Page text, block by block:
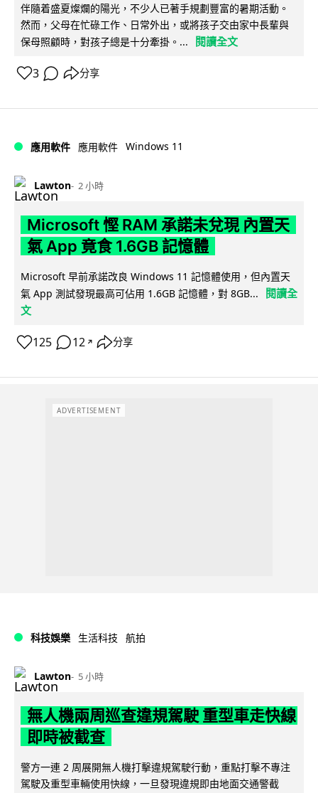
伴隨着盛夏燦爛的陽光，不少人已著手規劃豐富的暑期活動。
然而，父母在忙碌工作、日常外出，或將孩子交由家中長輩與
保母照顧時，對孩子總是十分牽掛。...
閱讀全文
3 分享
應用軟件 應用軟件 Windows 11
Lawton 2 小時
Microsoft 慳 RAM 承諾未兌現 內置天
氣 App 竟食 1.6GB 記憶體
Microsoft 早前承諾改良 Windows 11 記憶體使用，但內置天
氣 App 測試發現最高可佔用 1.6GB 記憶體，對 8GB...
閱讀全
文
125 12 ↗ 分享
ADVERTISEMENT
科技娛樂 生活科技 航拍
Lawton 5 小時
無人機兩周巡查違規駕駛 重型車走快線
即時被截查
警方一連 2 周展開無人機打擊違規駕駛行動，重點打擊不專注
駕駛及重型車輛使用快線，一旦發現違規即由地面交通警截